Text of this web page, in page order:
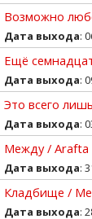
Возможно
Дата выхода:
Ещё
Дата выхода:
Это всего
Дата выхода:
Между / Arafta
Дата выхода:
Кладбище /
Дата выхода: